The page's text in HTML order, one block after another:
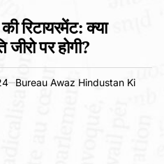
की रिटायरमेंट: क्या
पर होगी?
Bureau Awaz Hindustan Ki